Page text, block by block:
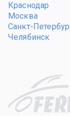
Краснодар
Москва
Санкт-
Челябинск